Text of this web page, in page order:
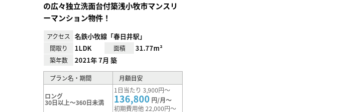
の広々独立洗面台付築浅小牧市マンスリ
ーマンション物件！
アクセス 名鉄小牧線「春日井駅」
間取り 1LDK 面積 31.77m²
築年数 2021年 7月 築
プラン名・期間 月額目安
ロング
30日以上～360日未満
1日当たり 3,900円～
136,800 円/月～
初期費用他 22,000円～